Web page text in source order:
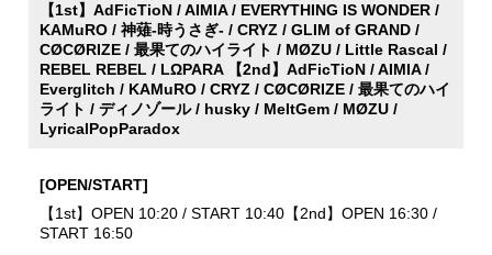
【1st】AdFicTioN / AIMIA / EVERYTHING IS WONDER /
KAMuRO / 神薙-時うさぎ- / CRYZ / GLIM of GRAND /
CØCØRIZE / 最果てのハイライト / MØZU / Little Rascal /
REBEL REBEL / LΩPARA 【2nd】AdFicTioN / AIMIA /
Everglitch / KAMuRO / CRYZ / CØCØRIZE / 最果てのハイ
ライト / ディノゾール / husky / MeltGem / MØZU /
LyricalPopParadox
[OPEN/START]
【1st】OPEN 10:20 / START 10:40【2nd】OPEN 16:30 /
START 16:50